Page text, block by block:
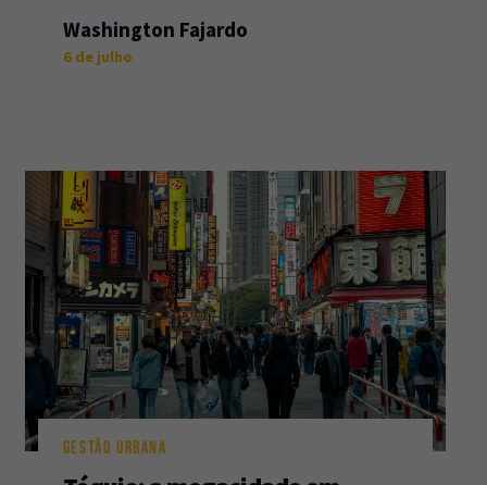
Washington Fajardo
6 de julho
GESTÃO URBANA